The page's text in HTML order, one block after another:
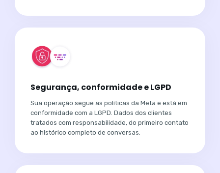
Segurança, conformidade e LGPD
Sua operação segue as políticas da Meta e está em
conformidade com a LGPD. Dados dos clientes
tratados com responsabilidade, do primeiro contato
ao histórico completo de conversas.